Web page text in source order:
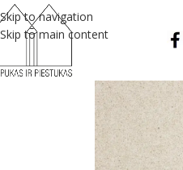
Skip to navigation
Skip to main content